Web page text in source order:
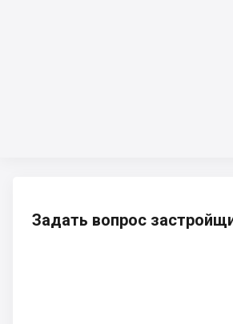
Задать вопрос